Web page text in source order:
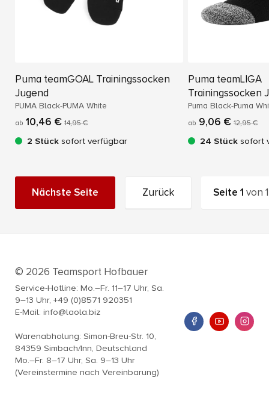
Puma teamGOAL Trainingssocken
Jugend
PUMA Black-PUMA White
ab 10,46 € 14,95 €
2 Stück sofort verfügbar
Puma teamLIGA
Trainingssocken
Puma Black-Puma
ab 9,06 € 12,95 €
24 Stück sofort
Nächste Seite Zurück Seite1 von1
© 2026 Teamsport Hofbauer
Service-Hotline: Mo.–Fr. 11–17 Uhr, Sa.
9–13 Uhr, +49 (0)8571 920351
E-Mail: info@laola.biz
Warenabholung: Simon-Breu-Str. 10,
84359 Simbach/Inn, Deutschland
Mo.–Fr. 8–17 Uhr, Sa. 9–13 Uhr
(Vereinstermine nach Vereinbarung)